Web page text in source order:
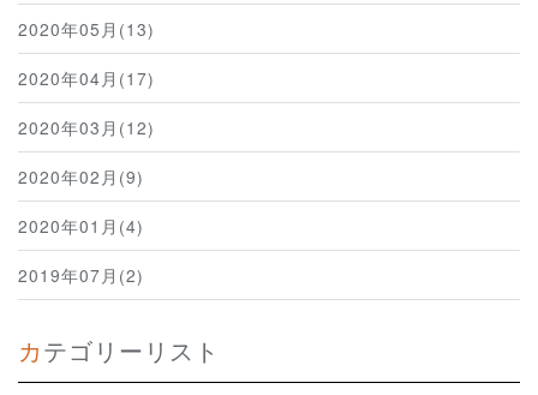
2020年05月(13)
2020年04月(17)
2020年03月(12)
2020年02月(9)
2020年01月(4)
2019年07月(2)
カテゴリーリスト